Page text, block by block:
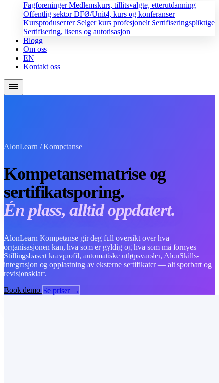
FagforeningerMedlemskurs, tillitsvalgte, etterutdanning
Offentlig sektorDFØ/Unit4, kurs og konferanser
Kursprodusenter Selger kurs profesjonelt Sertifiseringspliktige
Sertifisering, lisens og autorisasjon
Blogg
Om oss
EN
Kontakt oss
menu
AlonLearn / Kompetanse
Kompetansematrise og
sertifikatsporing.
Én plass, alltid oppdatert.
AlonLearn Kompetanse gir deg full oversikt over hva
organisasjonen kan, hva som er gyldig og hva som må fornyes.
Stillingsbasert kravprofil, automatiske utløpsvarsler, AlonSkills-
integrasjon og opplastning av eksterne sertifikater — alt sporbart og
revisjonsklart.
Book demo Se priser →
HVA ER ALONLEARN KOMPETANSE
Fra spredte regneark til ett